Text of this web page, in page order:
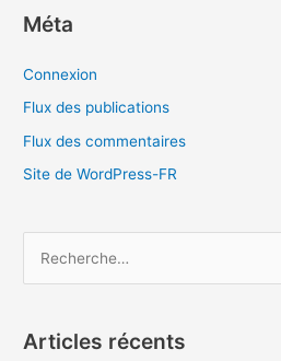
Méta
Connexion
Flux des publications
Flux des commentaires
Site de WordPress-FR
h
Articles récents